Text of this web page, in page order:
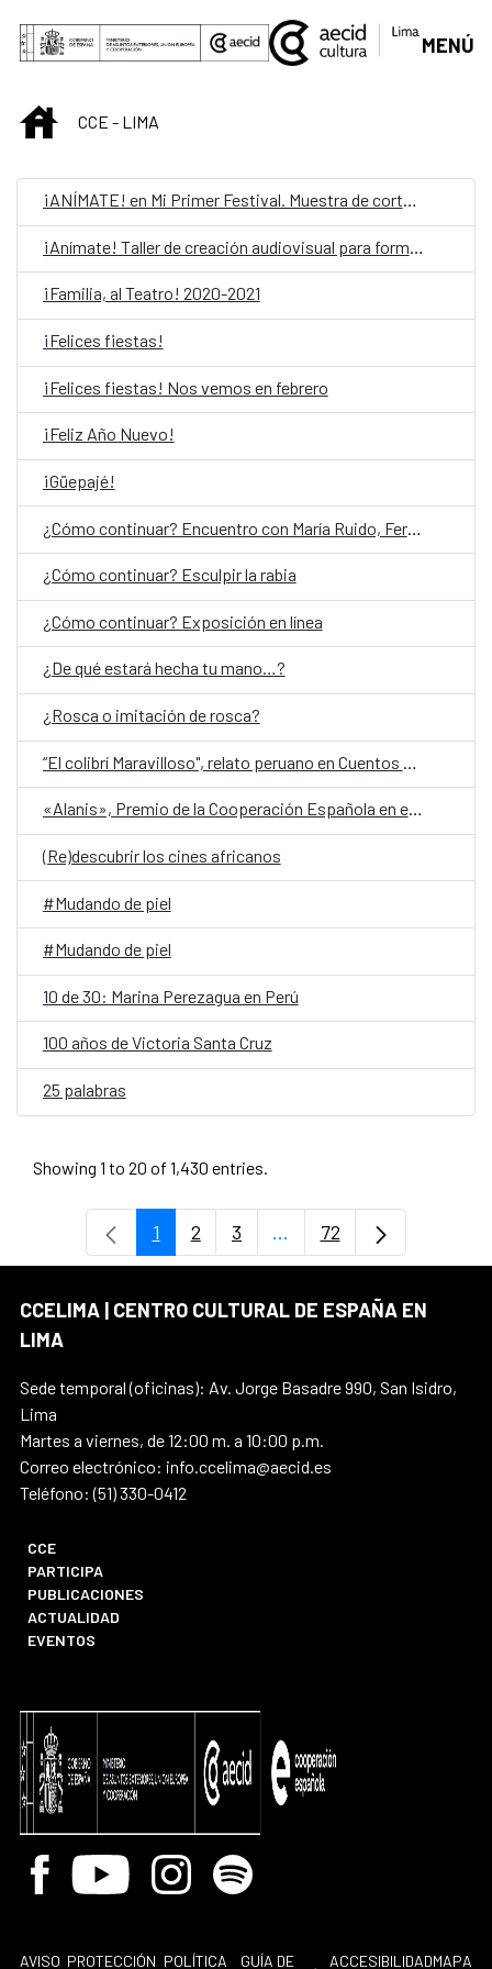
Skip to Main Content
MENÚ
INICIOCCE - LIMA
¡ANÍMATE! en Mi Primer Festival. Muestra de cortometrajes
¡Familia, al Teatro! 2020-2021
¡Felices fiestas!
¡Felices fiestas! Nos vemos en febrero
¡Feliz Año Nuevo!
¡Güepajé!
¿Cómo continuar? Encuentro con María Ruido, Fernanda Laguna y Jorge Villacorta
¿Cómo continuar? Esculpir la rabia
¿Cómo continuar? Exposición en línea
¿De qué estará hecha tu mano…?
¿Rosca o imitación de rosca?
«Alanis», Premio de la Cooperación Española en el Festival de San Sebastián
(Re)descubrir los cines africanos
#Mudando de piel
#Mudando de piel
10 de 30: Marina Perezagua en Perú
100 años de Victoria Santa Cruz
25 palabras
Showing 1 to 20 of 1,430 entries.
Page
1 Page
2 Page
3 ...Intermediate Pages Use
Page
72
CCELIMA | CENTRO CULTURAL DE ESPAÑA EN
LIMA
Sede temporal (oficinas): Av. Jorge Basadre 990, San Isidro,
Lima
Martes a viernes, de 12:00 m. a 10:00 p.m.
Correo electrónico: info.ccelima@aecid.es
Teléfono: (51) 330-0412
CCE
PARTICIPA
PUBLICACIONES
ACTUALIDAD
EVENTOS
Facebook
Youtube InstagramSpotify
AVISO PROTECCIÓN POLÍTICA
GUÍA DE
ACCESIBILIDADMAPA